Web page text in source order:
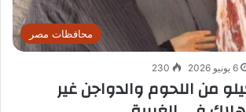
محافظات مصر
6 يونيو 2026 230
170 كيلو من اللحوم والدواجن غير